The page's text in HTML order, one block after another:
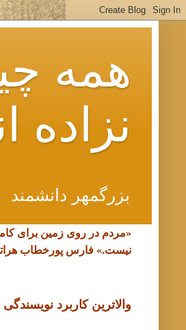
همه
نزاده
بزرگمهر دانشمند
«مردم در روی زمین برای
نیست.» فارس پورخطاب
والاترین کاربرد